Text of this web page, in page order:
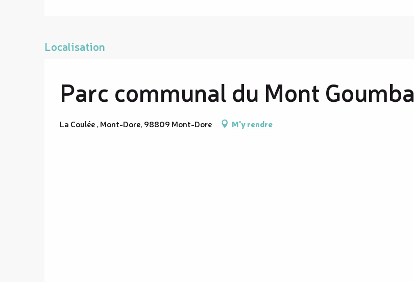
Localisation
Parc communal du Mont Goumba
La Coulée , Mont-Dore, 98809 Mont-Dore M'y rendre